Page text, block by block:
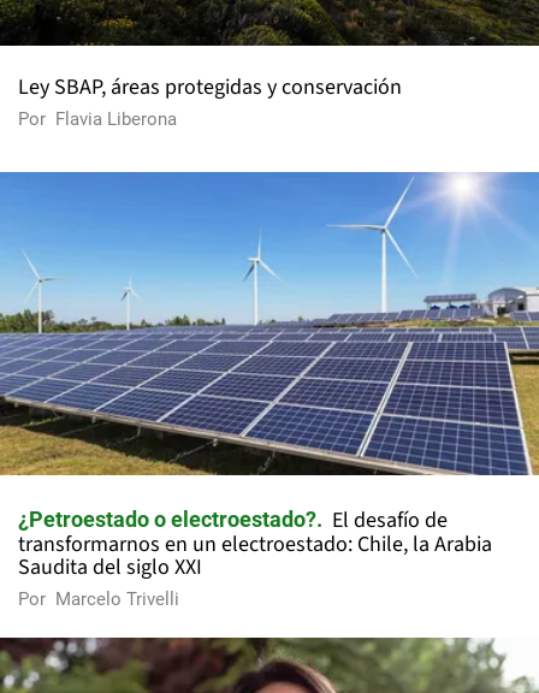
Ley SBAP, áreas protegidas y conservación
Por Flavia Liberona
¿Petroestado o electroestado?
El desafío de
transformarnos en un electroestado: Chile, la Arabia
Saudita del siglo XXI
Por Marcelo Trivelli